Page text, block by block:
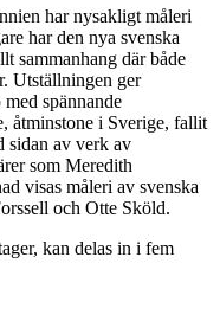
har nysakligt måleri
har den nya svenska
sammanhang där både
Utställningen ger
spännande
åtminstone i Sverige, fallit
sidan av verk av
som Meredith
visas måleri av svenska
och Otte Sköld.
kan delas in i fem